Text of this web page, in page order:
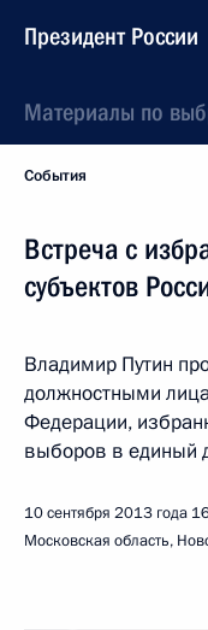
Президент России
Материалы по
События
Встреча с
субъектов
Владимир Путин
должностными
Федерации,
выборов в единый
10 сентября 2013 года
Московская область,